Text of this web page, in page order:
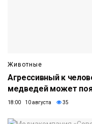
Животные
Агрессивный к
медведей может
18:00 10 августа 35